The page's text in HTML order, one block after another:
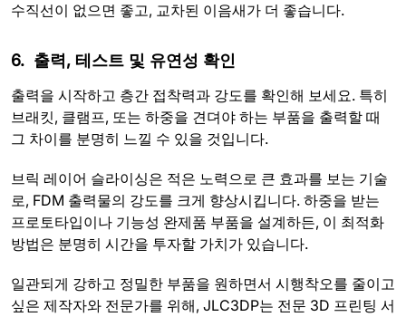
수직선이 없으면 좋고, 교차된 이음새가 더 좋습니다.
6. 출력, 테스트 및 유연성 확인
출력을 시작하고 층간 접착력과 강도를 확인해 보세요. 특히
브래킷, 클램프, 또는 하중을 견뎌야 하는 부품을 출력할 때
그 차이를 분명히 느낄 수 있을 것입니다.
브릭 레이어 슬라이싱은 적은 노력으로 큰 효과를 보는 기술
로, FDM 출력물의 강도를 크게 향상시킵니다. 하중을 받는
프로토타입이나 기능성 완제품 부품을 설계하든, 이 최적화
방법은 분명히 시간을 투자할 가치가 있습니다.
일관되게 강하고 정밀한 부품을 원하면서 시행착오를 줄이고
싶은 제작자와 전문가를 위해, JLC3DP는 전문 3D 프린팅 서